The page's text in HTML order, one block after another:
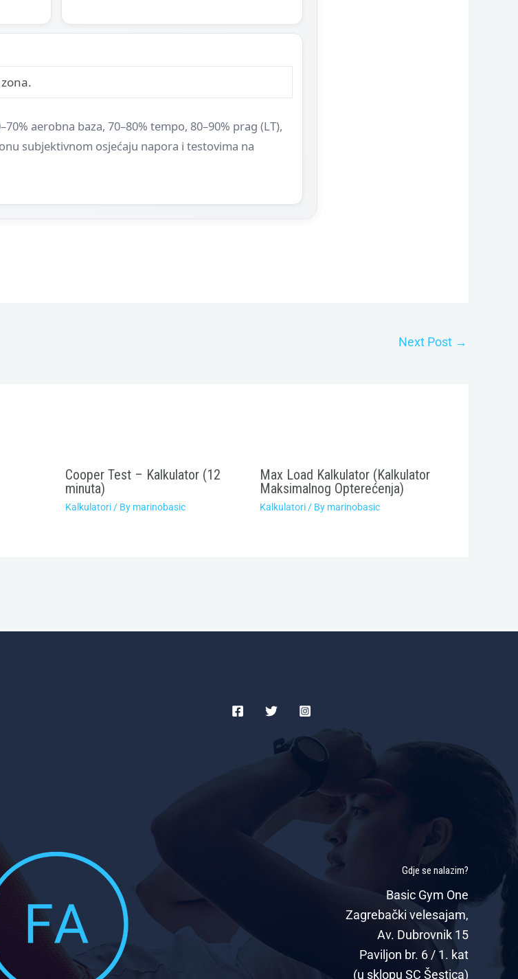
aerobna baza, 70–80% tempo, 80–90% prag (LT),
subjektivnom osjećaju napora i testovima na
Next Post →
Cooper Test – Kalkulator (12
minuta)
Kalkulatori/ By marinobasic
Max Load Kalkulator (Kalkulator
Maksimalnog Opterećenja)
Kalkulatori / By marinobasic
Gdje se nalazim?
Basic Gym One
Zagrebački velesajam,
Av. Dubrovnik 15
Paviljon br. 6 / 1. kat
(u sklopu SC Šestica)